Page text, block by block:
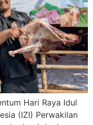
Hari Raya Idul
(IZI) Perwakilan